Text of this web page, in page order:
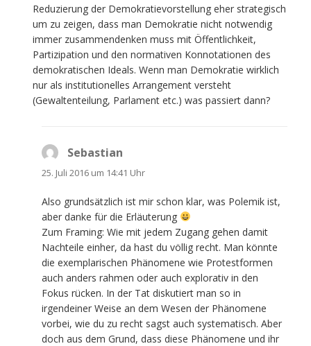
Reduzierung der Demokratievorstellung eher strategisch
um zu zeigen, dass man Demokratie nicht notwendig
immer zusammendenken muss mit Öffentlichkeit,
Partizipation und den normativen Konnotationen des
demokratischen Ideals. Wenn man Demokratie wirklich
nur als institutionelles Arrangement versteht
(Gewaltenteilung, Parlament etc.) was passiert dann?
Sebastian
25. Juli 2016 um 14:41 Uhr
Also grundsätzlich ist mir schon klar, was Polemik ist,
aber danke für die Erläuterung
Zum Framing: Wie mit jedem Zugang gehen damit
Nachteile einher, da hast du völlig recht. Man könnte
die exemplarischen Phänomene wie Protestformen
auch anders rahmen oder auch explorativ in den
Fokus rücken. In der Tat diskutiert man so in
irgendeiner Weise an dem Wesen der Phänomene
vorbei, wie du zu recht sagst auch systematisch. Aber
doch aus dem Grund, dass diese Phänomene und ihr